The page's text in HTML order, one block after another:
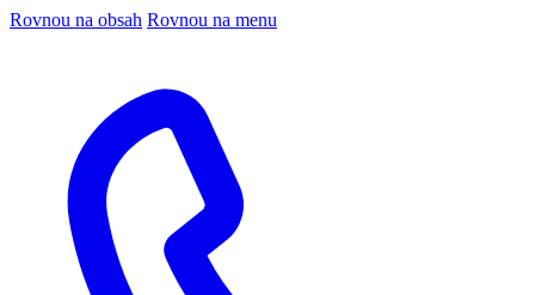
Rovnou na obsah Rovnou na menu